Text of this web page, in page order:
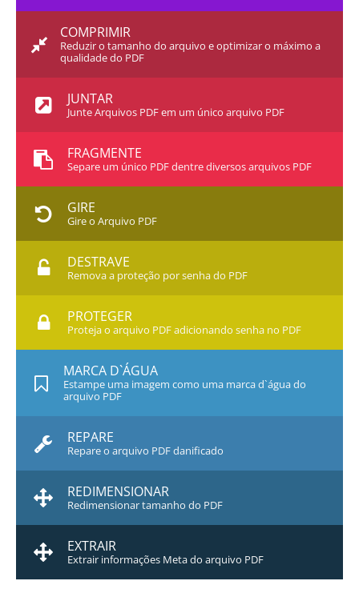
COMPRIMIR
Reduzir o tamanho do arquivo e optimizar o máximo a
qualidade do PDF
JUNTAR
Junte Arquivos PDF em um único arquivo PDF
FRAGMENTE
Separe um único PDF dentre diversos arquivos PDF
GIRE
Gire o Arquivo PDF
DESTRAVE
Remova a proteção por senha do PDF
PROTEGER
Proteja o arquivo PDF adicionando senha no PDF
MARCA D`ÁGUA
Estampe uma imagem como uma marca d`água do
arquivo PDF
REPARE
Repare o arquivo PDF danificado
REDIMENSIONAR
Redimensionar tamanho do PDF
EXTRAIR
Extrair informações Meta do arquivo PDF